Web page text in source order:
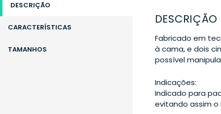
DESCRIÇÃO
CARACTERÍSTICAS
TAMANHOS
DESCRIÇÃO
Fabricado em
à cama, e dois
possível
Indicações:
Indicado para
evitando assim